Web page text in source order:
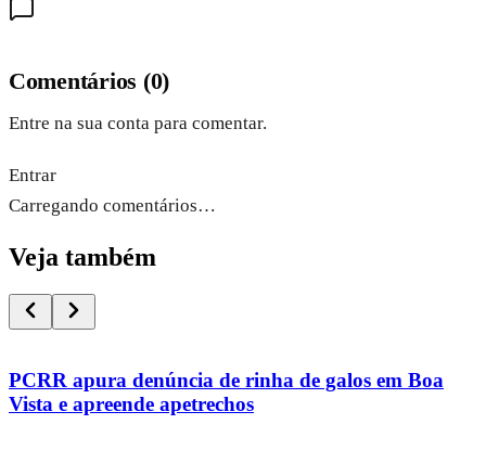
Comentários (0)
Entre na sua conta para comentar.
Entrar
Carregando comentários…
Veja também
PCRR apura denúncia de rinha de galos em Boa
Vista e apreende apetrechos